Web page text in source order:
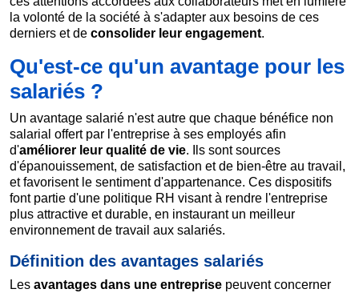
la volonté de la société à s'adapter aux besoins de ces
derniers et de consolider leur engagement.
Qu'est-ce qu'un avantage pour les
salariés ?
Un avantage salarié n'est autre que chaque bénéfice non
salarial offert par l'entreprise à ses employés afin
d'améliorer leur qualité de vie. Ils sont sources
d'épanouissement, de satisfaction et de bien-être au travail,
et favorisent le sentiment d'appartenance. Ces dispositifs
font partie d'une politique RH visant à rendre l'entreprise
plus attractive et durable, en instaurant un meilleur
environnement de travail aux salariés.
Définition des avantages salariés
Les avantages dans une entreprise peuvent concerner